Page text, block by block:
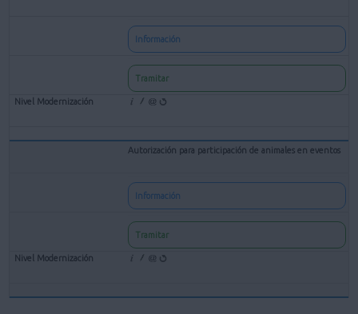
Información
Tramitar
Autorización para participación de animales en eventos
Información
Tramitar